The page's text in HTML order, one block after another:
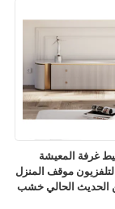
غرفة المعيشة
موقف المنزل
الحديث الحالي خشب